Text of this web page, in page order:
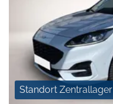
Standort Zentrallager